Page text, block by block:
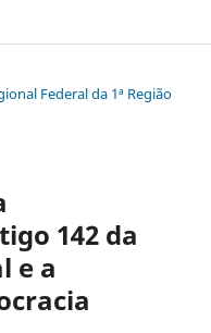
Federal da 1ª Região
142 da
e a